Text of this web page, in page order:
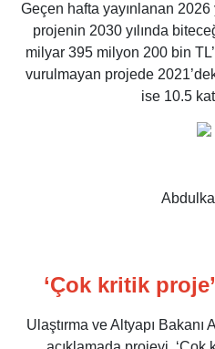
Geçen hafta yayınlanan 2026
projenin 2030 yılında
milyar 395 milyon 200 bin
vurulmayan projede
ise 10.5
‘Çok kritik
Ulaştırma ve Altyapı Bakanı